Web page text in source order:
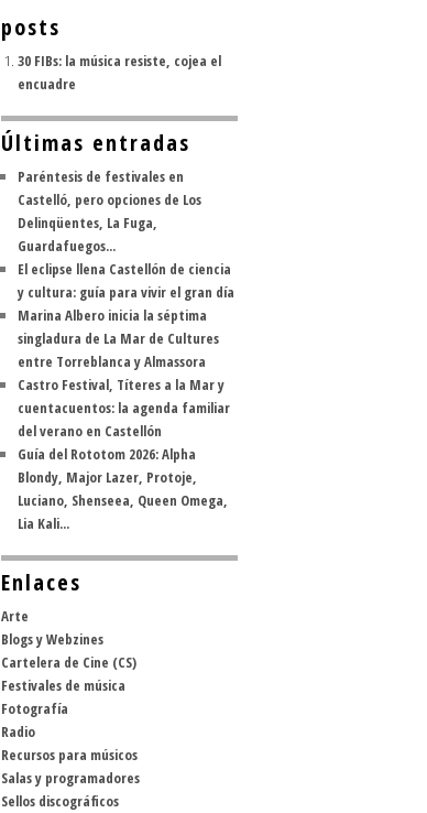
posts
30 FIBs: la música resiste, cojea el
encuadre
Últimas entradas
Paréntesis de festivales en
Castelló, pero opciones de Los
Delinqüentes, La Fuga,
Guardafuegos...
El eclipse llena Castellón de ciencia
y cultura: guía para vivir el gran día
Marina Albero inicia la séptima
singladura de La Mar de Cultures
entre Torreblanca y Almassora
Castro Festival, Títeres a la Mar y
cuentacuentos: la agenda familiar
del verano en Castellón
Guía del Rototom 2026: Alpha
Blondy, Major Lazer, Protoje,
Luciano, Shenseea, Queen Omega,
Lia Kali...
Enlaces
Arte
Blogs y Webzines
Cartelera de Cine (CS)
Festivales de música
Fotografía
Radio
Recursos para músicos
Salas y programadores
Sellos discográficos